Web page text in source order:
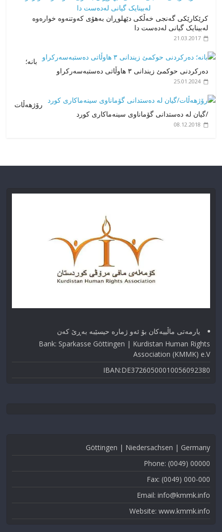
کرێکارێکی گەنجی خەڵکی دێهلوڕان بەهۆی کەوتنەوە خوارەوە
لەبینایک گیانی لەدەست دا
21.03.2017
بانە؛
دەرکردنی حوکمئ زیندانی ٣ هاوڵاتی دەستبەسەرکراو
25.01.2024
رۆژهەڵات
/گیان لە دەستدانی گۆماناوی سینەماکاری کورد
08.12.2018
یارمەتی ماڵییەکان بۆ ئەو ژماره حیسێبە بەڕێ کەن
Bank: Sparkasse Göttingen | Kurdistan Human Rights
Association (KMMK) e.V
IBAN:DE37260500010056092380
Göttingen | Niedersachsen | Germany
Phone: (0049) 00000
Fax: (0049) 000-000
Email: info@kmmk.info
Website: www.kmmk.info